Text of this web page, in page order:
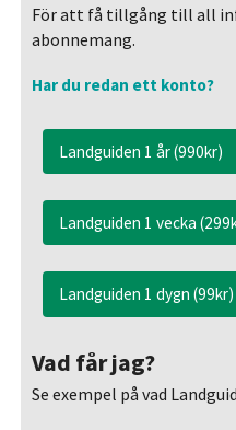
För att få tillgång till all
abonnemang.
Har du redan ett konto?
Landguiden 1 år (990kr)
Landguiden 1 vecka
Landguiden 1 dygn (99kr)
Vad får jag?
Se exempel på vad